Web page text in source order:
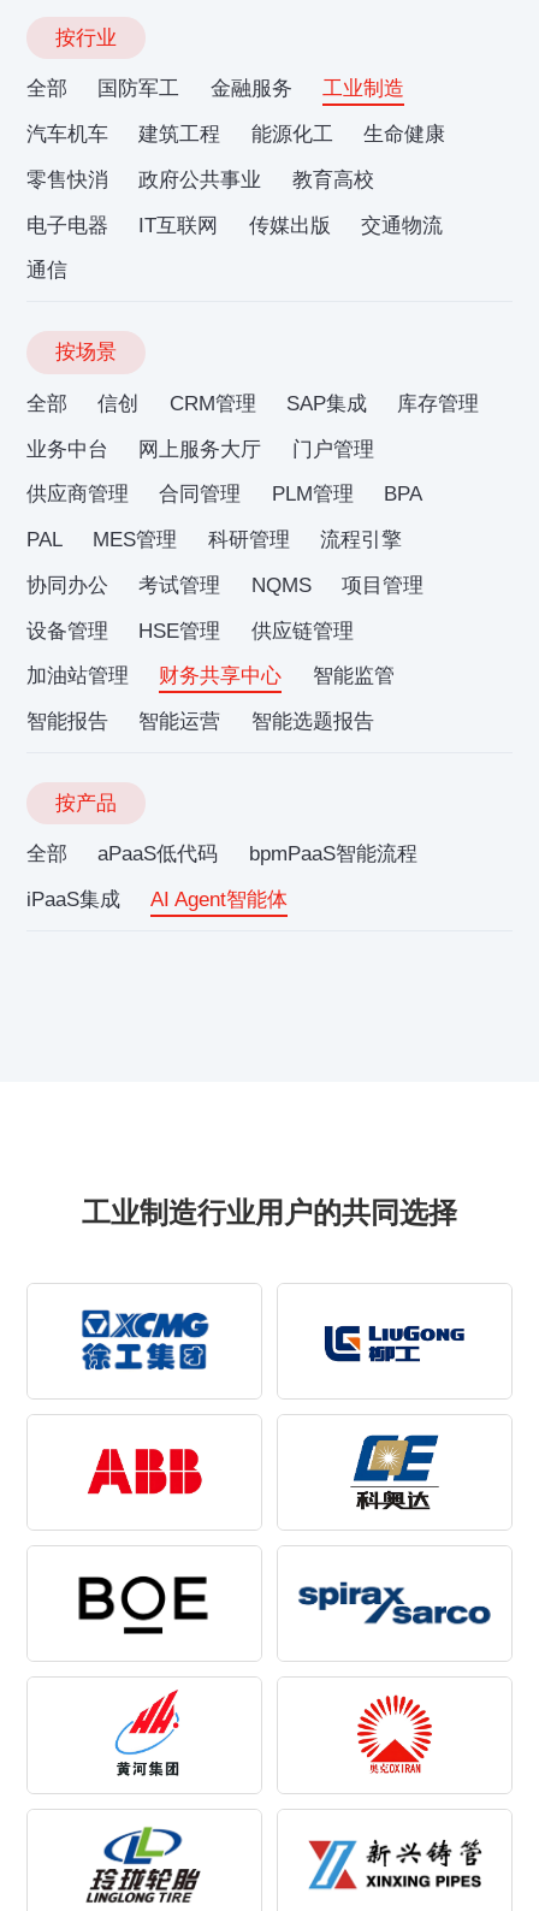
按行业
全部 国防军工 金融服务
工业制造
汽车机车
建筑工程 能源化工
生命健康
零售快消
政府公共事业
教育高校
电子电器
IT互联网 传媒出版
交通物流
通信
按场景
全部 信创 CRM管理 SAP集成
库存管理
业务中台
网上服务大厅
门户管理
供应商管理
合同管理 PLM管理
BPA
PAL
MES管理 科研管理
流程引擎
协同办公
考试管理 NQMS
项目管理
设备管理
HSE管理
供应链管理
加油站管理
财务共享中心
智能监管
智能报告
智能运营 智能选题报告
按产品
全部 aPaaS低代码
bpmPaaS智能流程
iPaaS集成
AI Agent智能体
工业制造行业用户的共同选择